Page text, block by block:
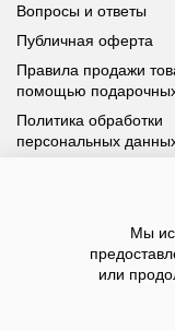
Вопросы и ответы
Публичная оферта
Правила продажи
помощью
Политика обработки
персональных
У вас возникли
Позвоните нам по
форму, мы
Мы
или